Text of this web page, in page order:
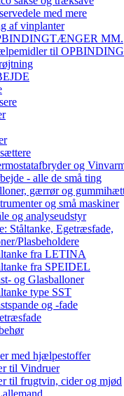
med mere
af vinplanter
MM.
til OPBINDING
og
- alle de små ting
gærrør og
og små maskiner
og analyseudstyr
Ståltanke, Egetræsfade,
Plasbeholdere
fra LETINA
fra SPEIDEL
og Glasballoner
type SST
og -fade
med hjælpestoffer
til Vindruer
til frugtvin, cider og mjød